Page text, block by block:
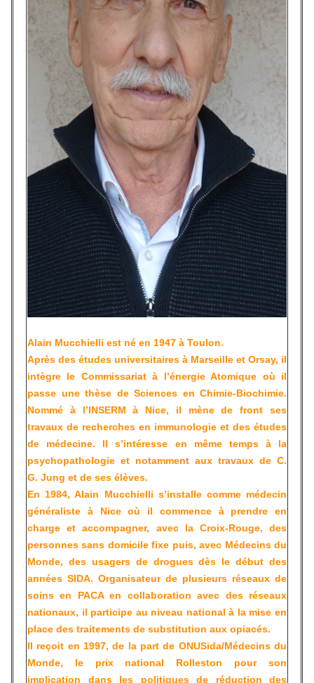
Alain Mucchielli est né en 1947 à Toulon.
Après des études universitaires à Marseille et Orsay, il
intègre le Commissariat à l’énergie Atomique où il
passe une thèse de Sciences en Chimie-Biochimie.
Nommé à l’INSERM à Nice, il mène de front ses
travaux de recherches en immunologie et des études
de médecine. Il s’intéresse en même temps à la
psychopathologie et notamment aux travaux de C.
G. Jung et de ses élèves.
En 1984,Alain Mucchielli s’installe comme médecin
généraliste à Nice où il commence à prendre en
charge et accompagner, avec la Croix-Rouge, des
personnes sans domicile fixe puis, avec Médecins du
Monde, des usagers de drogues dès le début des
années SIDA. Organisateur de plusieurs réseaux de
soins en PACA en collaboration avec des réseaux
nationaux, il participe au niveau national à la mise en
place des traitements de substitution aux opiacés.
Il reçoit en 1997, de la part de ONUSida/Médecins du
Monde, le prix national Rolleston pour son
implication dans les politiques de réduction des